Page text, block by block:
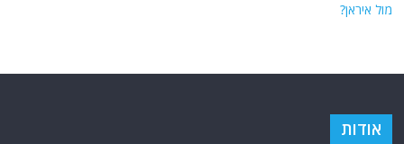
מול איראן?
אודות